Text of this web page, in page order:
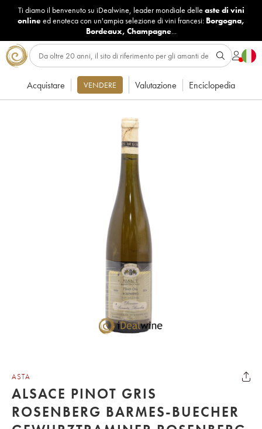
Ti diamo il benvenuto su iDealwine, leader mondiale delle aste di vini
onlineed enoteca con un'ampia selezione di vini francesi: Borgogna,
Bordeaux, Champagne...
Acquistare VENDERE Valutazione Enciclopedia
ASTA
ALSACE PINOT GRIS
ROSENBERG BARMES-BUECHER